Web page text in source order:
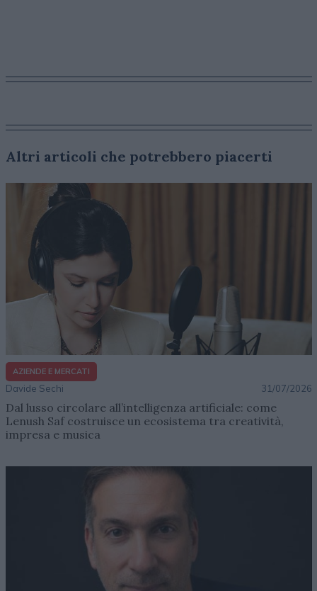
Altri articoli che potrebbero piacerti
AZIENDE E MERCATI
Davide Sechi 31/07/2026
Dal lusso circolare all’intelligenza artificiale: come
Lenush Saf costruisce un ecosistema tra creatività,
impresa e musica